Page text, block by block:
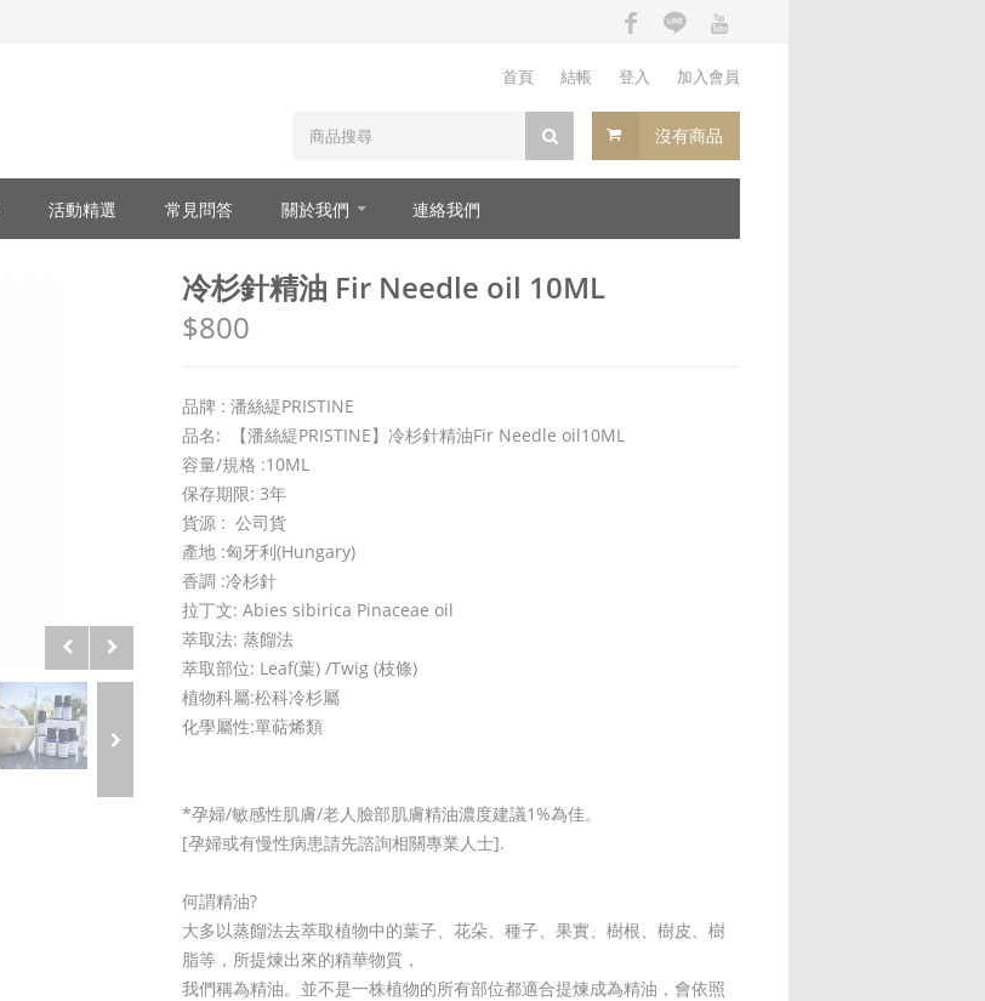
首頁 結帳 登入 加入會員
沒有商品
活動精選 常見問答 關於我們 連絡我們
冷杉針精油 Fir Needle oil 10ML
$800
品牌 : 潘絲緹PRISTINE
品名: 【潘絲緹PRISTINE】冷杉針精油Fir Needle oil10ML
容量/規格 :10ML
保存期限: 3年
貨源 : 公司貨
產地 :匈牙利(Hungary)
香調 :冷杉針
拉丁文: Abies sibirica Pinaceae oil
萃取法: 蒸餾法
萃取部位: Leaf(葉) /Twig (枝條)
植物科屬:松科冷杉屬
化學屬性:單萜烯類
*孕婦/敏感性肌膚/老人臉部肌膚精油濃度建議1%為佳。
[孕婦或有慢性病患請先諮詢相關專業人士].
何謂精油?
大多以蒸餾法去萃取植物中的葉子、花朵、種子、果實、樹根、樹皮、樹
脂等，所提煉出來的精華物質，
我們稱為精油。並不是一株植物的所有部位都適合提煉成為精油，會依照